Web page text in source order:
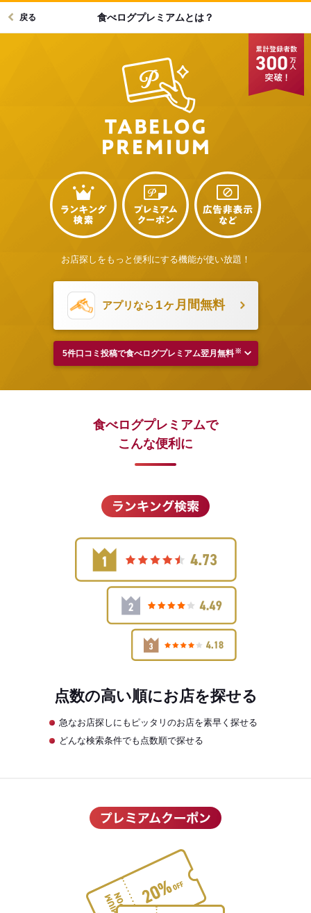
食べログプレミアムとは？
戻る
お店探しをもっと便利にする機能が使い放題！
アプリなら 1ヶ月間無料
5件口コミ投稿で食べログプレミアム翌月無料 ※
食べログプレミアムで
こんな便利に
点数の高い順にお店を探せる
急なお店探しにもピッタリのお店を素早く探せる
どんな検索条件でも点数順で探せる